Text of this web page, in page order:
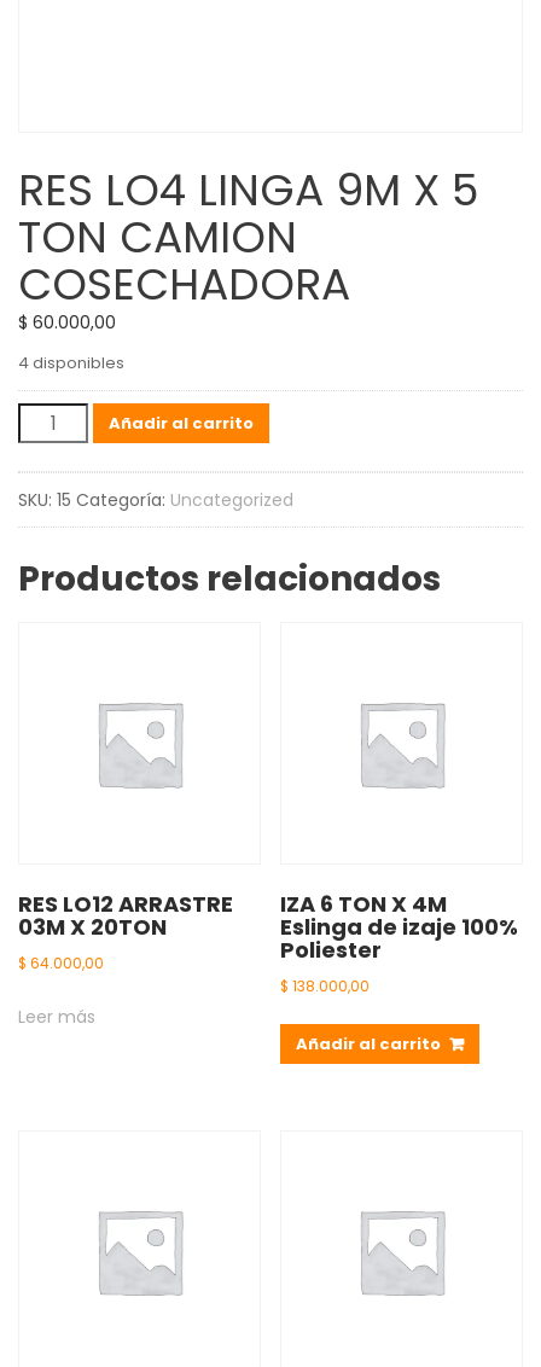
RES LO4 LINGA 9M X 5
TON CAMION
COSECHADORA
$ 60.000,00
4 disponibles
LO4
LINGA
9M
X
5
TON
Añadir al carrito
SKU: 15 Categoría: Uncategorized
Productos relacionados
RES LO12 ARRASTRE
03M X 20TON
$ 64.000,00
Leer más
IZA 6 TON X 4M
Eslinga de izaje 100%
Poliester
$ 138.000,00
Añadir al carrito